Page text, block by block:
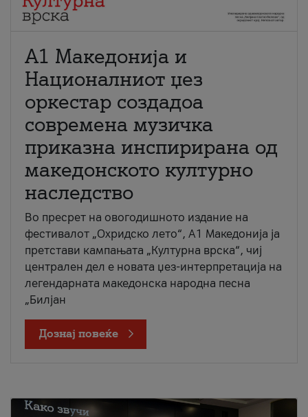
А1 Македонија и
Националниот џез
оркестар создадоа
современа музичка
приказна инспирирана од
македонското културно
наследство
Во пресрет на овогодишното издание на
фестивалот „Охридско лето“, А1 Македонија ја
претстави кампањата „Културна врска“, чиј
централен дел е новата џез-интерпретација на
легендарната македонска народна песна
„Билјан
Дознај повеќе